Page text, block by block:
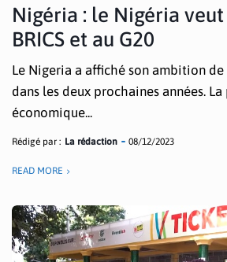
Nigéria : le Nigéria
BRICS et au G20
Le Nigeria a affiché son ambition de
dans les deux prochaines années.
économique...
Rédigé par : La rédaction 08/12/2023
READ MORE